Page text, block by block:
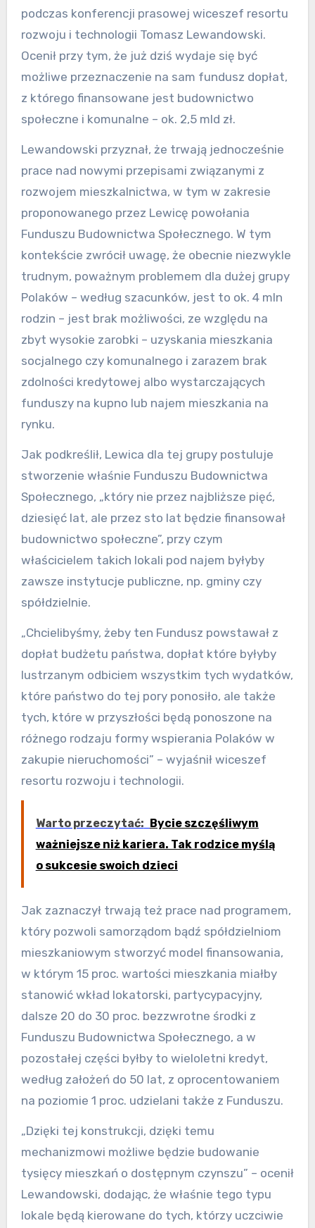
podczas konferencji prasowej wiceszef resortu
rozwoju i technologii Tomasz Lewandowski.
Ocenił przy tym, że już dziś wydaje się być
możliwe przeznaczenie na sam fundusz dopłat,
z którego finansowane jest budownictwo
społeczne i komunalne – ok. 2,5 mld zł.
Lewandowski przyznał, że trwają jednocześnie
prace nad nowymi przepisami związanymi z
rozwojem mieszkalnictwa, w tym w zakresie
proponowanego przez Lewicę powołania
Funduszu Budownictwa Społecznego. W tym
kontekście zwrócił uwagę, że obecnie niezwykle
trudnym, poważnym problemem dla dużej grupy
Polaków – według szacunków, jest to ok. 4 mln
rodzin – jest brak możliwości, ze względu na
zbyt wysokie zarobki – uzyskania mieszkania
socjalnego czy komunalnego i zarazem brak
zdolności kredytowej albo wystarczających
funduszy na kupno lub najem mieszkania na
rynku.
Jak podkreślił, Lewica dla tej grupy postuluje
stworzenie właśnie Funduszu Budownictwa
Społecznego, „który nie przez najbliższe pięć,
dziesięć lat, ale przez sto lat będzie finansował
budownictwo społeczne”, przy czym
właścicielem takich lokali pod najem byłyby
zawsze instytucje publiczne, np. gminy czy
spółdzielnie.
„Chcielibyśmy, żeby ten Fundusz powstawał z
dopłat budżetu państwa, dopłat które byłyby
lustrzanym odbiciem wszystkim tych wydatków,
które państwo do tej pory ponosiło, ale także
tych, które w przyszłości będą ponoszone na
różnego rodzaju formy wspierania Polaków w
zakupie nieruchomości” – wyjaśnił wiceszef
resortu rozwoju i technologii.
Warto przeczytać: Bycie szczęśliwym
ważniejsze niż kariera. Tak rodzice myślą
o sukcesie swoich dzieci
Jak zaznaczył trwają też prace nad programem,
który pozwoli samorządom bądź spółdzielniom
mieszkaniowym stworzyć model finansowania,
w którym 15 proc. wartości mieszkania miałby
stanowić wkład lokatorski, partycypacyjny,
dalsze 20 do 30 proc. bezzwrotne środki z
Funduszu Budownictwa Społecznego, a w
pozostałej części byłby to wieloletni kredyt,
według założeń do 50 lat, z oprocentowaniem
na poziomie 1 proc. udzielani także z Funduszu.
„Dzięki tej konstrukcji, dzięki temu
mechanizmowi możliwe będzie budowanie
tysięcy mieszkań o dostępnym czynszu” – ocenił
Lewandowski, dodając, że właśnie tego typu
lokale będą kierowane do tych, którzy uczciwie